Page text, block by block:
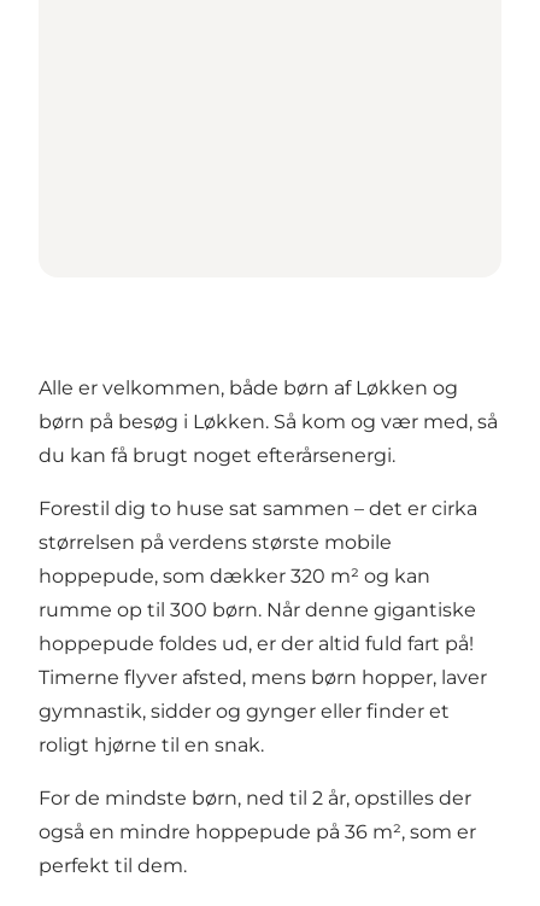
Alle er velkommen, både børn af Løkken og
børn på besøg i Løkken. Så kom og vær med, så
du kan få brugt noget efterårsenergi.
Forestil dig to huse sat sammen – det er cirka
størrelsen på verdens største mobile
hoppepude, som dækker 320 m² og kan
rumme op til 300 børn. Når denne gigantiske
hoppepude foldes ud, er der altid fuld fart på!
Timerne flyver afsted, mens børn hopper, laver
gymnastik, sidder og gynger eller finder et
roligt hjørne til en snak.
For de mindste børn, ned til 2 år, opstilles der
også en mindre hoppepude på 36 m², som er
perfekt til dem.